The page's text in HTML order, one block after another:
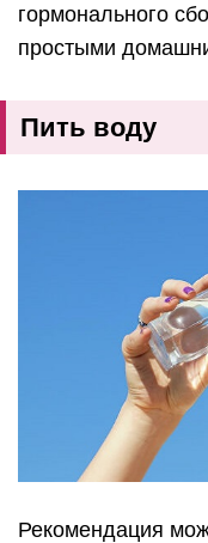
гормонального
простыми
Пить воду
Рекомендация